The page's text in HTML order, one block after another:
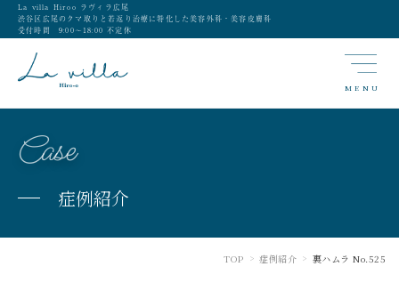
La villa Hiroo ラヴィラ広尾
渋谷区広尾のクマ取りと若返り治療に特化した美容外科・美容皮膚科
受付時間 9:00〜18:00 不定休
MENU
Case
症例紹介
TOP > 症例紹介 > 裏ハムラ No.525